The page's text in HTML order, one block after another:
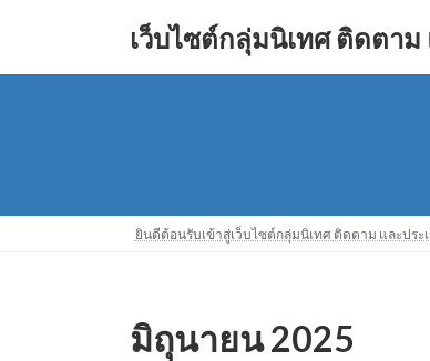
content
Navigation
เว็บไซต์กลุ่มนิเทศ ติดตา
ยินดีต้อนรับเข้าสู่เว็บไซต์กลุ่มนิเทศ ติดตาม และประ
มิถุนายน 2025